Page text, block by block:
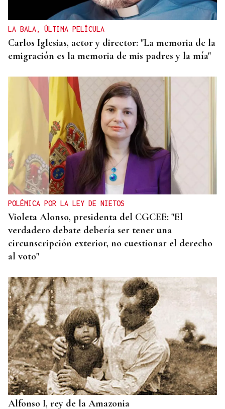
LA BALA, ÚLTIMA PELÍCULA
Carlos Iglesias, actor y director: "La memoria de la
emigración es la memoria de mis padres y la mía"
POLÉMICA POR LA LEY DE NIETOS
Violeta Alonso, presidenta del CGCEE: "El
verdadero debate debería ser tener una
circunscripción exterior, no cuestionar el derecho
al voto"
Alfonso I, rey de la Amazonia